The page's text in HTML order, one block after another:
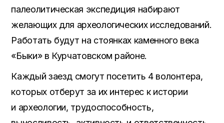
палеолитическая экспедиция набирают
желающих для археологических исследований.
Работать будут на стоянках каменного века
«Быки» в Курчатовском районе.
Каждый заезд смогут посетить 4 волонтера,
которых отберут за их интерес к истории
и археологии, трудоспособность,